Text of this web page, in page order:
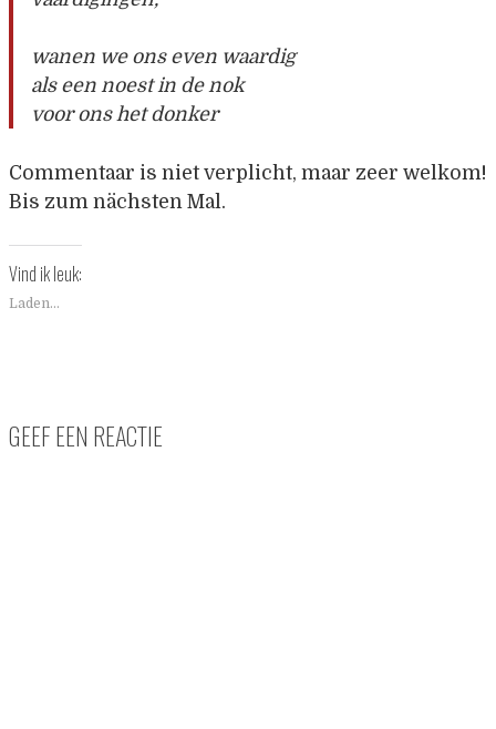
wanen we ons even waardig
als een noest in de nok
voor ons het donker
Commentaar is niet verplicht, maar zeer welkom!
Bis zum nächsten Mal.
Vind ik leuk:
Laden...
GEEF EEN REACTIE